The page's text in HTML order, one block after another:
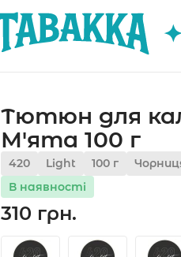
Тютюн для
М'ята 100 г
420 Light 100 г
В наявності
310 грн.